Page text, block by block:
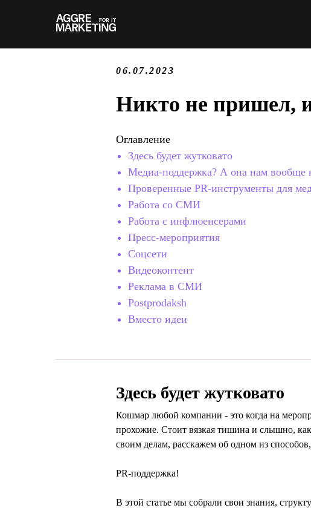
06.07.2023
Никто не пришел,
Оглавление
Здесь будет жутковато
Медиа-поддержка? А она нам вообще
Проверенные PR-инструменты для
Работа со СМИ
Работа с инфлюенсерами
Пресс-мероприятия
Соцсети
Видеоконтент
Реклама в СМИ
Postprodaksh
Вместо идеи
Здесь будет жутковато
Кошмар любой компании - это когда на
прохожие. Стоит вязкая тишина и слышно,
своим делам, расскажем об одном из
PR-поддержка!
В этой статье мы собрали свои знания,